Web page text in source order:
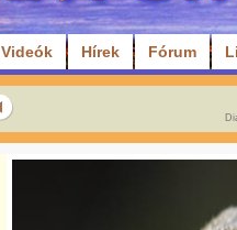
Videók Hírek Fórum